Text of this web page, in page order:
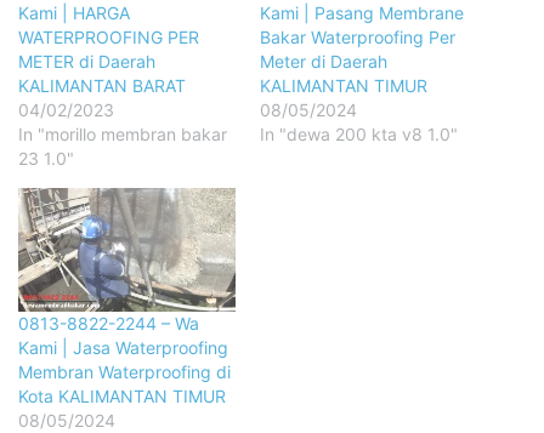
Kami | HARGA
WATERPROOFING PER
METER di Daerah
KALIMANTAN BARAT
04/02/2023
In "morillo membran bakar
23 1.0"
Kami | Pasang Membrane
Bakar Waterproofing Per
Meter di Daerah
KALIMANTAN TIMUR
08/05/2024
In "dewa 200 kta v8 1.0"
0813-8822-2244 – Wa
Kami | Jasa Waterproofing
Membran Waterproofing di
Kota KALIMANTAN TIMUR
08/05/2024